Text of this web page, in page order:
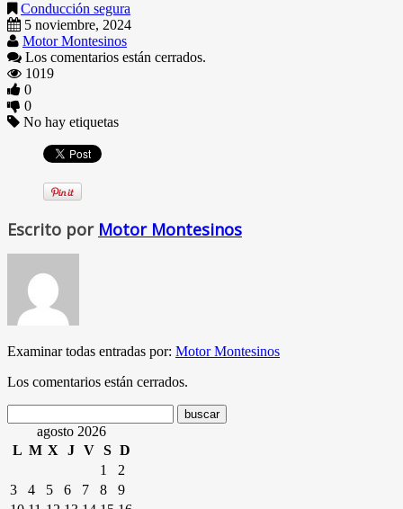
Conducción segura
5 noviembre, 2024
Motor Montesinos
Los comentarios están cerrados.
1019
0
0
No hay etiquetas
Escrito por Motor Montesinos
Examinar todas entradas por: Motor Montesinos
Los comentarios están cerrados.
agosto 2026
L M X J V S D
1
2
3
4 5 6 7 8
9